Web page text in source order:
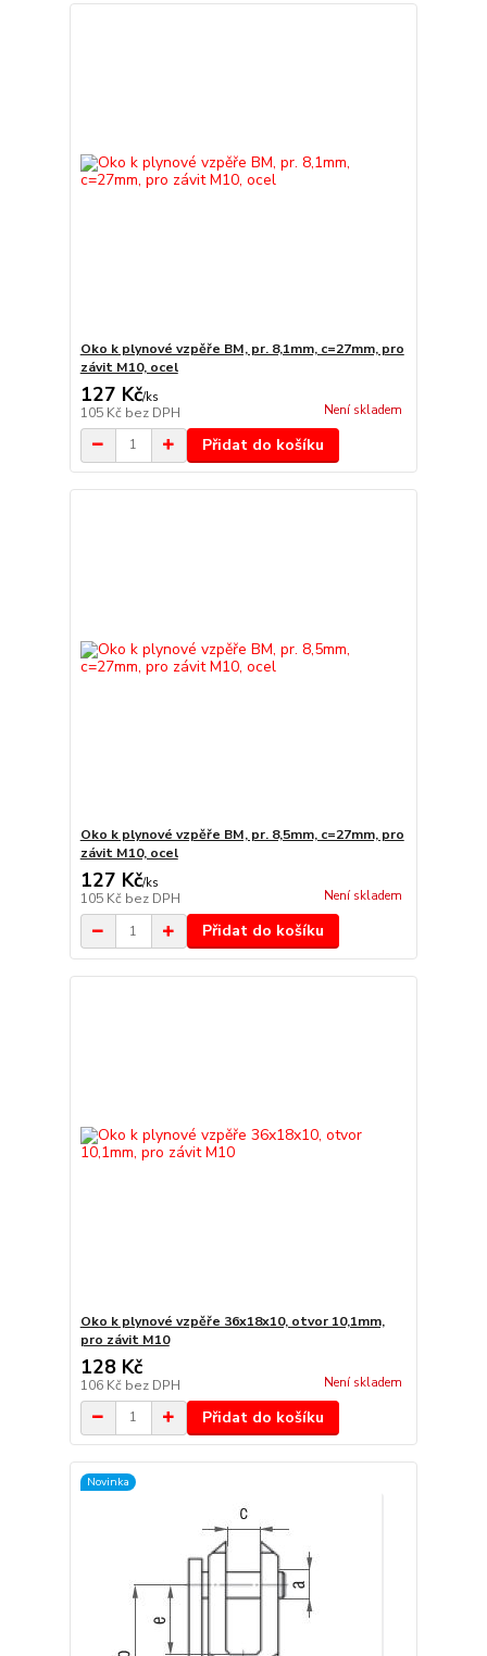
Oko k plynové vzpěře BM, pr. 8,1mm, c=27mm, pro
závit M10, ocel
127 Kč/ks
105 Kč bez DPH Není skladem
Přidat do košíku
Oko k plynové vzpěře BM, pr. 8,5mm, c=27mm, pro
závit M10, ocel
127 Kč/ks
105 Kč bez DPH Není skladem
Přidat do košíku
Oko k plynové vzpěře 36x18x10, otvor 10,1mm,
pro závit M10
128 Kč
106 Kč bez DPH Není skladem
Přidat do košíku
Novinka